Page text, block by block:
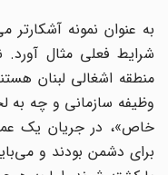
به عنوان نمونه آشکارتر
شرایط فعلی مثال آورد.
منطقه اشغالی لبنان
وظیفه سازمانی و چه به
خاص»، در جریان یک
برای دشمن بودند و